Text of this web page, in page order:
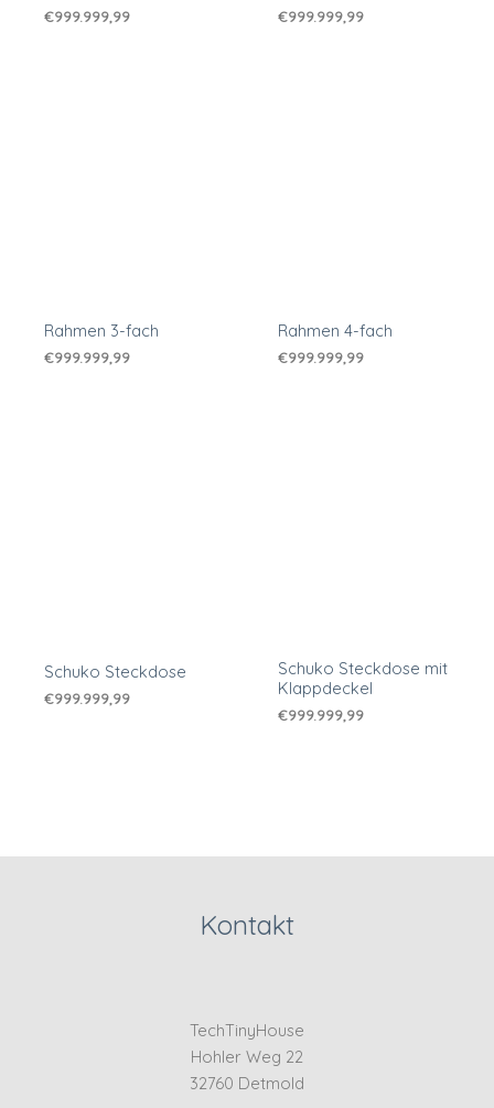
€999.999,99 €999.999,99
Rahmen 3-fach
€999.999,99
Rahmen 4-fach
€999.999,99
Schuko Steckdose
€999.999,99
Schuko Steckdose mit
Klappdeckel
€999.999,99
Kontakt
TechTinyHouse
Hohler Weg 22
32760 Detmold